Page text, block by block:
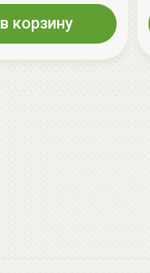
в корзину